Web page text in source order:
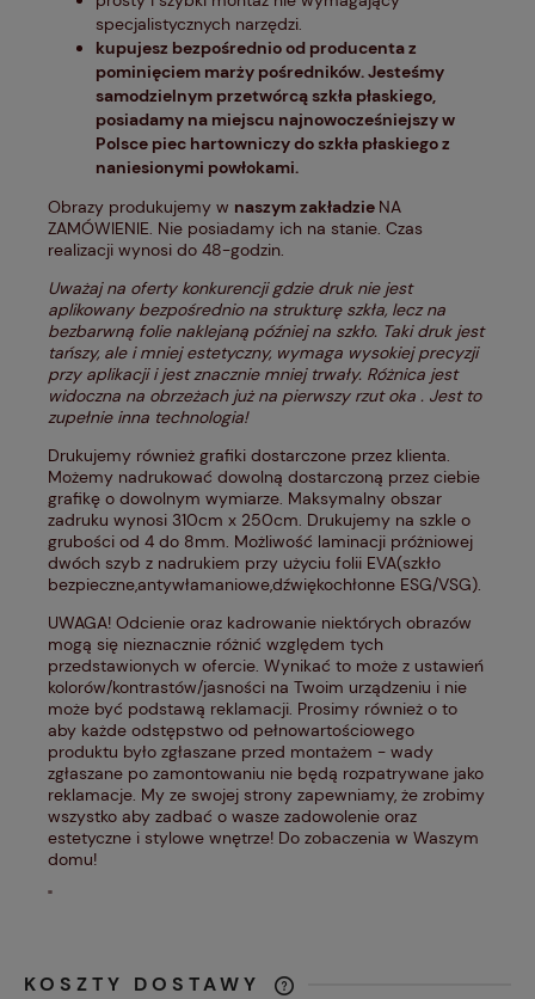
specjalistycznych narzędzi.
kupujesz bezpośrednio od producenta z
pominięciem marży pośredników. Jesteśmy
samodzielnym przetwórcą szkła płaskiego,
posiadamy na miejscu najnowocześniejszy w
Polsce piec hartowniczy do szkła płaskiego z
naniesionymi powłokami.
Obrazy produkujemy w naszym zakładzie NA
ZAMÓWIENIE. Nie posiadamy ich na stanie. Czas
realizacji wynosi do 48-godzin.
Uważaj na oferty konkurencji gdzie druk nie jest
aplikowany bezpośrednio na strukturę szkła, lecz na
bezbarwną folie naklejaną później na szkło. Taki druk jest
tańszy, ale i mniej estetyczny, wymaga wysokiej precyzji
przy aplikacji i jest znacznie mniej trwały. Różnica jest
widoczna na obrzeżach już na pierwszy rzut oka . Jest to
zupełnie inna technologia!
Drukujemy również grafiki dostarczone przez klienta.
Możemy nadrukować dowolną dostarczoną przez ciebie
grafikę o dowolnym wymiarze. Maksymalny obszar
zadruku wynosi 310cm x 250cm. Drukujemy na szkle o
grubości od 4 do 8mm. Możliwość laminacji próżniowej
dwóch szyb z nadrukiem przy użyciu folii EVA(szkło
bezpieczne,antywłamaniowe,dźwiękochłonne ESG/VSG).
UWAGA! Odcienie oraz kadrowanie niektórych obrazów
mogą się nieznacznie różnić względem tych
przedstawionych w ofercie. Wynikać to może z ustawień
kolorów/kontrastów/jasności na Twoim urządzeniu i nie
może być podstawą reklamacji. Prosimy również o to
aby każde odstępstwo od pełnowartościowego
produktu było zgłaszane przed montażem - wady
zgłaszane po zamontowaniu nie będą rozpatrywane jako
reklamacje. My ze swojej strony zapewniamy, że zrobimy
wszystko aby zadbać o wasze zadowolenie oraz
estetyczne i stylowe wnętrze! Do zobaczenia w Waszym
domu!
"
KOSZTY DOSTAWY